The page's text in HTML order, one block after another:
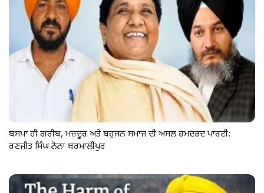
ਬਸਪਾ ਹੀ ਗਰੀਬ, ਮਜ਼ਦੂਰ ਅਤੇ ਬਹੁਜਨ ਸਮਾਜ ਦੀ ਅਸਲ ਹਮਦਰਦ ਪਾਰਟੀ:
ਰਣਜੀਤ ਸਿੰਘ ਨੋਨਾ ਬਰਮਾਲੀਪੁਰ